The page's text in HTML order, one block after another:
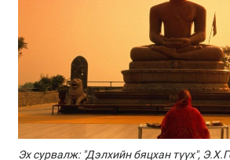
Эх сурвалж: "Дэлхийн бяцхан түүх",